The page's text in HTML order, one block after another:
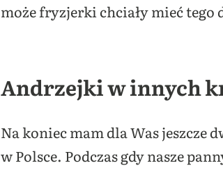
może fryzjerki chciały mieć tego
Andrzejki w innych
Na koniec mam dla Was jeszcze
w Polsce. Podczas gdy nasze